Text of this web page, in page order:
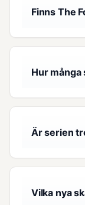
Finns The
Hur många
Är serien
Vilka nya